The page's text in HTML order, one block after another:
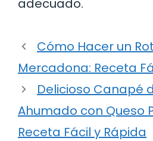
adecuado.
Cómo Hacer un
Mercadona: Receta
Delicioso Canapé
Ahumado con Queso
Receta Fácil y Rápida